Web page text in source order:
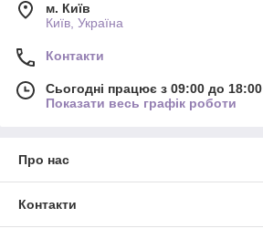
м. Київ
Київ, Україна
Контакти
Сьогодні працює з 09:00 до 18:00
Показати весь графік роботи
Про нас
Контакти